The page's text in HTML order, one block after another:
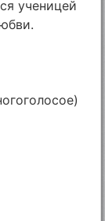
ученицей